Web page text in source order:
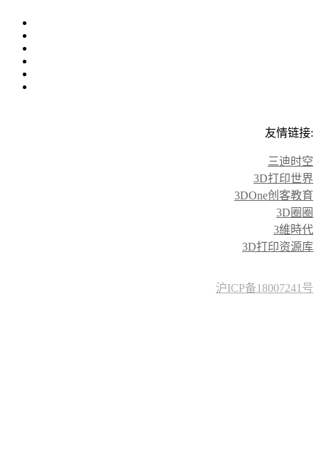
友情链接:
三迪时空
3D打印世界
3DOne创客教育
3D圈圈
3維時代
3D打印资源库
沪ICP备18007241号